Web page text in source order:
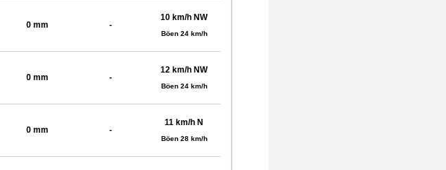
0 mm -
10 km/h NW
Böen 24 km/h
0 mm -
12 km/h NW
Böen 24 km/h
0 mm -
11 km/h N
Böen 28 km/h